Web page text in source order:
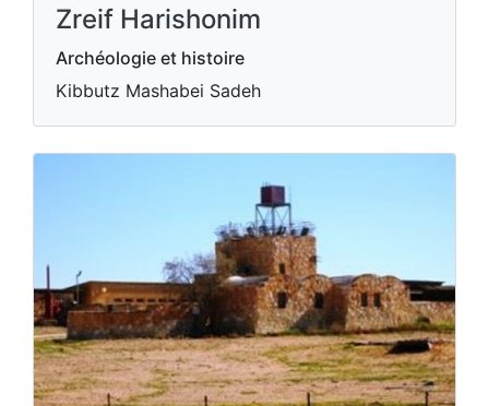
Zreif Harishonim
Archéologie et histoire
Kibbutz Mashabei Sadeh